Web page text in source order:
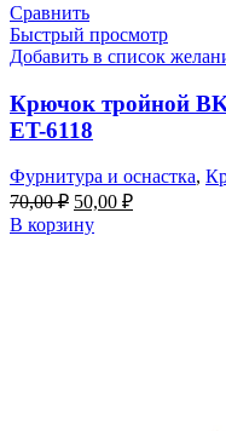
Сравнить
Быстрый просмотр
Добавить в список
Крючок тройной
ET-6118
Фурнитура и оснастка,
70,00₽ Первоначальная
цена
составляла
50,00 ₽Текущая
В корзину